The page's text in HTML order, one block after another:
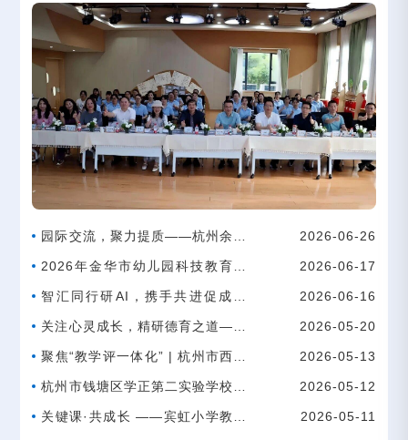
园际交流，聚力提质——杭州余杭
径山潘板幼儿园半日观摩研讨活动
2026-06-26
2026年金华市幼儿园科技教育素
养提升培训
2026-06-17
智汇同行研AI，携手共进促成长
——杭州40位骨干教师走进金华
市西苑小学开展人工智能教学交流
活动
2026-06-16
关注心灵成长，精研德育之道——
浙江师范大学-杭州市禹航实验学
校 班主任专题培训圆满举行
2026-05-20
聚焦“教学评一体化” | 杭州市西湖
区中小学评价研修活动走进课堂
2026-05-13
杭州市钱塘区学正第二实验学校首
届课堂节启幕，智教融新探未来
2026-05-12
关键课·共成长 ——宾虹小学教育 2026-05-11